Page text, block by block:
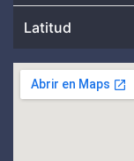
Latitud